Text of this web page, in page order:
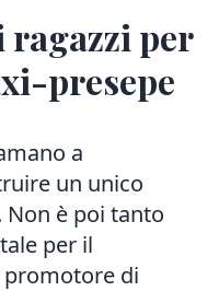
ragazzi per
presepe
a
un unico
è poi tanto
per il
promotore di